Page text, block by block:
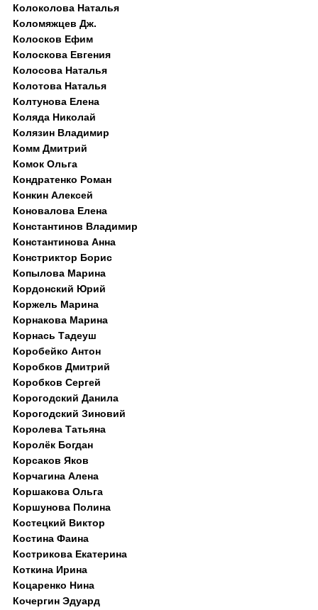
Колоколова Наталья
Коломяжцев Дж.
Колосков Ефим
Колоскова Евгения
Колосова Наталья
Колотова Наталья
Колтунова Елена
Коляда Николай
Колязин Владимир
Комм Дмитрий
Комок Ольга
Кондратенко Роман
Конкин Алексей
Коновалова Елена
Константинов Владимир
Константинова Анна
Констриктор Борис
Копылова Марина
Кордонский Юрий
Коржель Марина
Корнакова Марина
Корнась Тадеуш
Коробейко Антон
Коробков Дмитрий
Коробков Сергей
Корогодский Данила
Корогодский Зиновий
Королева Татьяна
Королёк Богдан
Корсаков Яков
Корчагина Алена
Коршакова Ольга
Коршунова Полина
Костецкий Виктор
Костина Фаина
Кострикова Екатерина
Коткина Ирина
Коцаренко Нина
Кочергин Эдуард